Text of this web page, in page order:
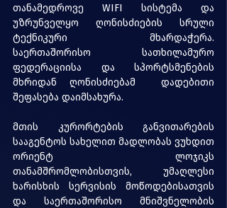
თანამედროვე WIFI სისტემა და
უზრუნველყო ღონისძიების სრული
ტექნიკური მხარდაჭერა.
საერთაშორისო სათხილამურო
ფედერაციისა და სპორტსმენების
მხრიდან ღონისძიებამ  დადებითი
შეფასება დაიმსახურა.
მთის კურორტების განვითარების
სააგენტოს სახელით მადლობას ვუხდით
ორიენტ ლოჯიკს
თანამშრომლობისთვის, უმაღლესი
ხარისხის სერვისის მოწოდებისათვის
და საერთაშორისო მნიშვნელობის